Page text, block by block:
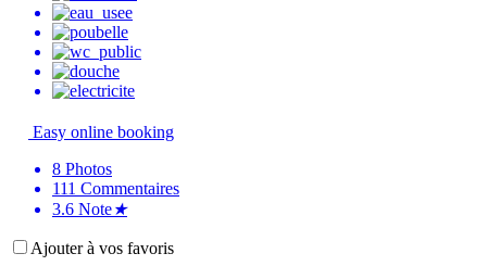
Easy online booking
8 Photos
111 Commentaires
3.6 Note★
Ajouter à vos favoris